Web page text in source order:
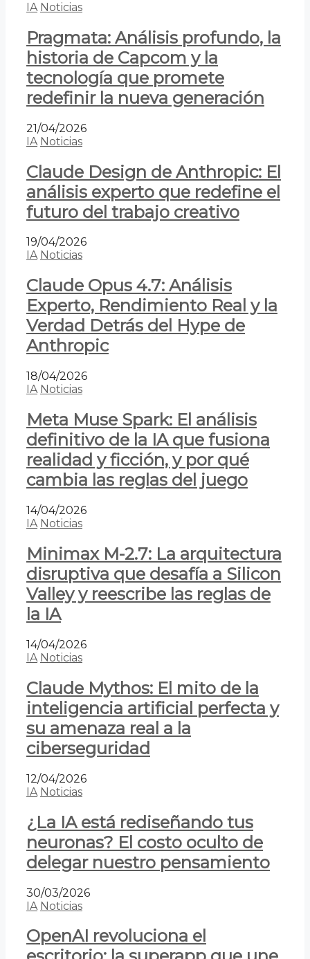
IA Noticias
Pragmata: Análisis profundo, la
historia de Capcom y la
tecnología que promete
redefinir la nueva generación
21/04/2026
IA Noticias
Claude Design de Anthropic: El
análisis experto que redefine el
futuro del trabajo creativo
19/04/2026
IA Noticias
Claude Opus 4.7: Análisis
Experto, Rendimiento Real y la
Verdad Detrás del Hype de
Anthropic
18/04/2026
IA Noticias
Meta Muse Spark: El análisis
definitivo de la IA que fusiona
realidad y ficción, y por qué
cambia las reglas del juego
14/04/2026
IA Noticias
Minimax M-2.7: La arquitectura
disruptiva que desafía a Silicon
Valley y reescribe las reglas de
la IA
14/04/2026
IA Noticias
Claude Mythos: El mito de la
inteligencia artificial perfecta y
su amenaza real a la
ciberseguridad
12/04/2026
IA Noticias
¿La IA está rediseñando tus
neuronas? El costo oculto de
delegar nuestro pensamiento
30/03/2026
IA Noticias
OpenAI revoluciona el